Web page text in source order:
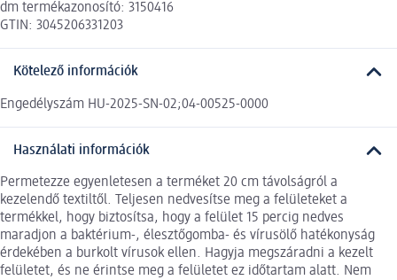
dm termékazonosító: 3150416
GTIN: 3045206331203
Kötelező információk
Engedélyszám HU-2025-SN-02;04-00525-0000
Használati információk
Permetezze egyenletesen a terméket 20 cm távolságról a
kezelendő textiltől. Teljesen nedvesítse meg a felületeket a
termékkel, hogy biztosítsa, hogy a felület 15 percig nedves
maradjon a baktérium-, élesztőgomba- és vírusölő hatékonyság
érdekében a burkolt vírusok ellen. Hagyja megszáradni a kezelt
felületet, és ne érintse meg a felületet ez időtartam alatt. Nem